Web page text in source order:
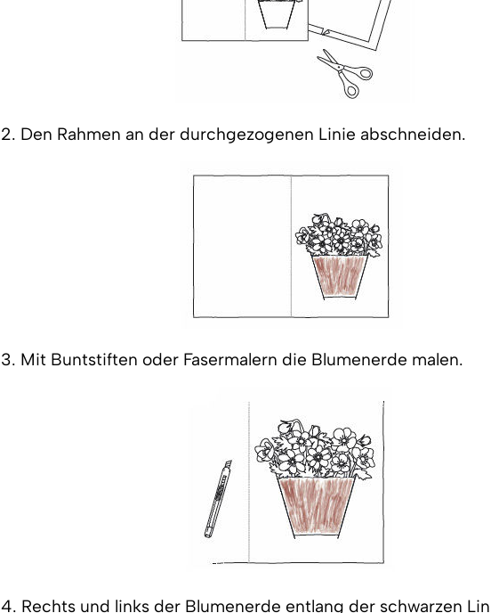
2. Den Rahmen an der durchgezogenen Linie abschneiden.
3. Mit Buntstiften oder Fasermalern die Blumenerde malen.
4. Rechts und links der Blumenerde entlang der schwarzen